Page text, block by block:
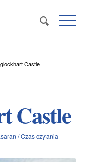
Castle
Castle
/Czas czytania